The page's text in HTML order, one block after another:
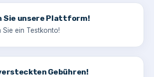
Sie unsere Plattform!
Sie ein Testkonto!
Gebühren!